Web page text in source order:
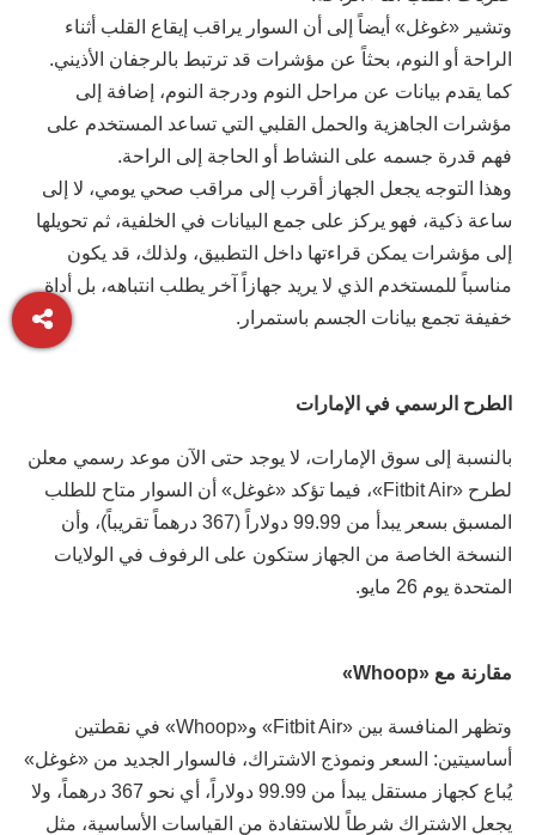
وتشير «غوغل» أيضاً إلى أن السوار يراقب إيقاع القلب أثناء
الراحة أو النوم، بحثاً عن مؤشرات قد ترتبط بالرجفان الأذيني.
كما يقدم بيانات عن مراحل النوم ودرجة النوم، إضافة إلى
مؤشرات الجاهزية والحمل القلبي التي تساعد المستخدم على
فهم قدرة جسمه على النشاط أو الحاجة إلى الراحة.
وهذا التوجه يجعل الجهاز أقرب إلى مراقب صحي يومي، لا إلى
ساعة ذكية، فهو يركز على جمع البيانات في الخلفية، ثم تحويلها
إلى مؤشرات يمكن قراءتها داخل التطبيق، ولذلك، قد يكون
مناسباً للمستخدم الذي لا يريد جهازاً آخر يطلب انتباهه، بل أداة
خفيفة تجمع بيانات الجسم باستمرار.
الطرح الرسمي في الإمارات
بالنسبة إلى سوق الإمارات، لا يوجد حتى الآن موعد رسمي معلن
لطرح «Fitbit Air»، فيما تؤكد «غوغل» أن السوار متاح للطلب
المسبق بسعر يبدأ من 99.99 دولاراً (367 درهماً تقريباً)، وأن
النسخة الخاصة من الجهاز ستكون على الرفوف في الولايات
المتحدة يوم 26 مايو.
مقارنة مع «Whoop»
وتظهر المنافسة بين «Fitbit Air» و«Whoop» في نقطتين
أساسيتين: السعر ونموذج الاشتراك، فالسوار الجديد من «غوغل»
يُباع كجهاز مستقل يبدأ من 99.99 دولاراً، أي نحو 367 درهماً، ولا
يجعل الاشتراك شرطاً للاستفادة من القياسات الأساسية، مثل